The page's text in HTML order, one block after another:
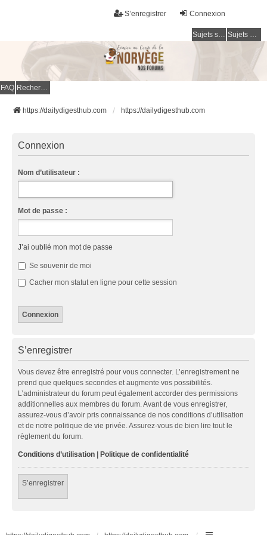
Connexion
S’enregistrer
Sujets sans réponse Sujets actifs
FAQ Rechercher
https://dailydigesthub.com https://dailydigesthub.com
Connexion
Nom d’utilisateur :
Mot de passe :
J’ai oublié mon mot de passe
Se souvenir de moi
Cacher mon statut en ligne pour cette session
S’enregistrer
Vous devez être enregistré pour vous connecter. L’enregistrement ne
prend que quelques secondes et augmente vos possibilités.
L’administrateur du forum peut également accorder des permissions
additionnelles aux membres du forum. Avant de vous enregistrer,
assurez-vous d’avoir pris connaissance de nos conditions d’utilisation
et de notre politique de vie privée. Assurez-vous de bien lire tout le
règlement du forum.
Conditions d’utilisation Politique de confidentialité
S’enregistrer